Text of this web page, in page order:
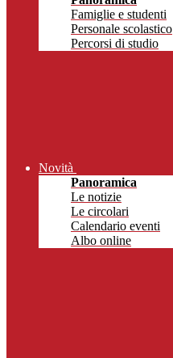
Famiglie e studenti
Personale scolastico
Percorsi di studio
Novità
Panoramica
Le notizie
Le circolari
Calendario eventi
Albo online